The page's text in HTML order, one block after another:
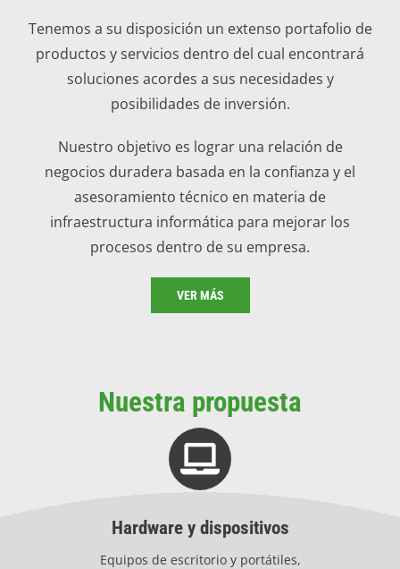
Tenemos a su disposición un extenso portafolio de
productos y servicios dentro del cual encontrará
soluciones acordes a sus necesidades y
posibilidades de inversión.
Nuestro objetivo es lograr una relación de
negocios duradera basada en la confianza y el
asesoramiento técnico en materia de
infraestructura informática para mejorar los
procesos dentro de su empresa.
VER MÁS
Nuestra propuesta
Hardware y dispositivos
Equipos de escritorio y portátiles,